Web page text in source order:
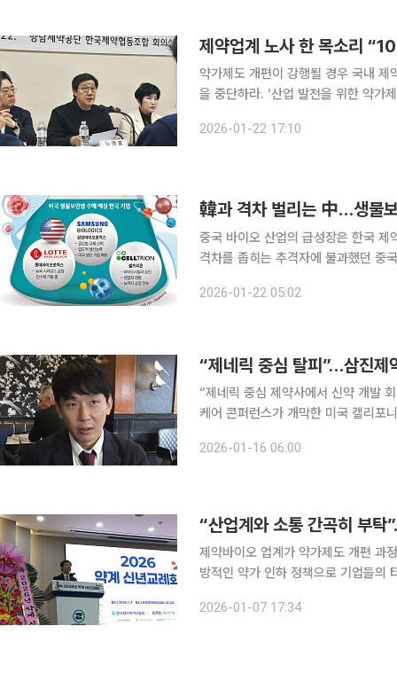
제약업계 노사 한 목소리
약가제도 개편이 강행될 경우 국내 제
을 중단하라. ‘산업 발전을 위한 약가제도 개편 비상대책위원회’가 약가제도 개편안이 산업과 의약
한국제약협동조합 회의실에서 향남제
2026-01-22 17:10
중국 바이오 산업의 급성장은 한국 제
격차를 좁히는 추격자에 불과했던 중
이오 패권 경쟁이 본격화되면서 한국
2026-01-22 05:02
“제네릭 중심 제약사에서 신약 개발 회사로 거듭나겠습니다
케어 콘퍼런스가 개막한 미국 캘리포
진제약은 JP모건 헬스케어 위크
2026-01-16 06:00
“산업계와 소통 간곡히 부탁
제약바이오 업계가 약가제도 개편 과
방적인 약가 인하 정책으로 기업들의
최됐다. 이 자리에서 각 단체장은 정
2026-01-07 17:34